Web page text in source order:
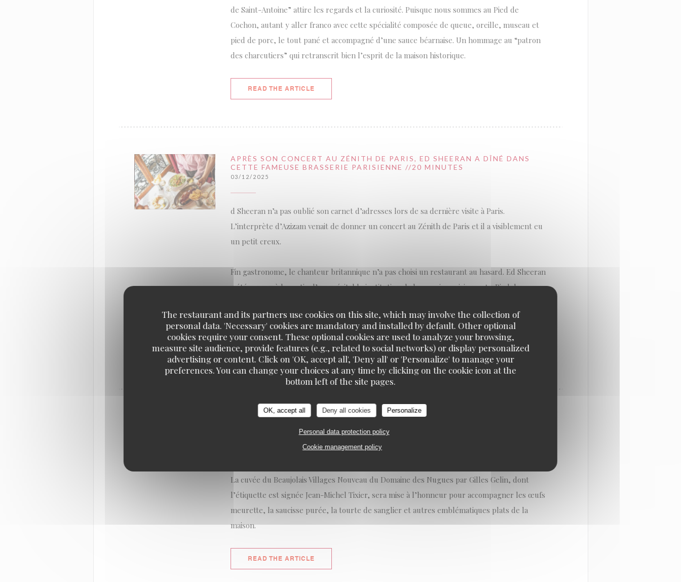
The restaurant and its partners use cookies on this site, which may involve the collection of
personal data. 'Necessary' cookies are mandatory and installed by default. Other optional
cookies require your consent. These optional cookies are used to analyze your browsing,
measure site audience, provide features (e.g., related to social networks) or display personalized
advertising or content. Click on 'OK, accept all', 'Deny all' or 'Personalize' to manage your
preferences. You can change your choices at any time by clicking on the cookie icon at the
bottom left of the site pages.
OK, accept all Deny all cookies Personalize
Personal data protection policy
Cookie management policy
de Saint-Antoine” attire les regards et la curiosité. Puisque nous sommes au Pied de
Cochon, autant y aller franco avec cette spécialité composée de queue, oreille, museau et
pied de porc, le tout pané et accompagné d’une sauce béarnaise. Un hommage au “patron
des charcutiers” qui retranscrit bien l’esprit de la maison historique.
READ THE ARTICLE((OPENS IN A NEW WINDOW))
APRÈS SON CONCERT AU ZÉNITH DE PARIS, ED SHEERAN A DÎNÉ DANS
CETTE FAMEUSE BRASSERIE PARISIENNE //20 MINUTES
03/12/2025
d Sheeran n’a pas oublié son carnet d’adresses lors de sa dernière visite à Paris.
L’interprète d’Azizam venait de donner un concert au Zénith de Paris et il a visiblement eu
un petit creux.
Fin gastronome, le chanteur britannique n’a pas choisi un restaurant au hasard. Ed Sheeran
a été aperçu à la sortie d’une véritable institution, la brasserie parisienne Au Pied de
dans une vidéo partagée sur TikTok.
READ THE ARTICLE((OPENS IN A NEW WINDOW))
La cuvée du Beaujolais Villages Nouveau du Domaine des Nugues par Gilles Gelin, dont
l’étiquette est signée Jean-Michel Tixier, sera mise à l’honneur pour accompagner les œufs
meurette, la saucisse purée, la tourte de sanglier et autres emblématiques plats de la
maison.
READ THE ARTICLE((OPENS IN A NEW WINDOW))